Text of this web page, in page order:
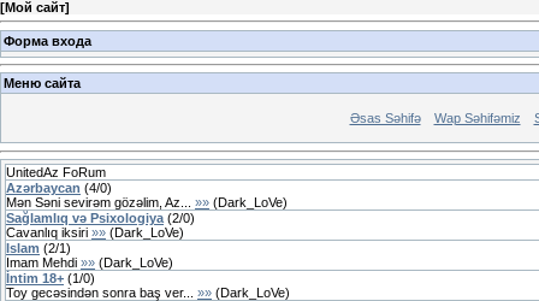
[Мой сайт]
Форма входа
Меню сайта
Əsas Səhifə Wap Səhifəmiz
UnitedAz FoRum
Azərbaycan (4/0)
Mən Səni sevirəm gözəlim, Az...
»» (Dark_LoVe)
Sağlamlıq və Psixologiya (2/0)
Cavanlıq iksiri »» (Dark_LoVe)
Islam (2/1)
Imam Mehdi »» (Dark_LoVe)
İntim 18+ (1/0)
Toy gecəsindən sonra baş ver...
»» (Dark_LoVe)